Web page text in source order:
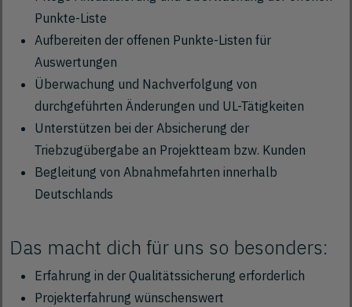
Punkte-Liste
Aufbereiten der offenen Punkte-Listen für
Auswertungen
Überwachung und Nachverfolgung von
durchgeführten Änderungen und UL-Tätigkeiten
Unterstützen bei der Absicherung der
Triebzugübergabe an Projektteam bzw. Kunden
Begleitung von Abnahmefahrten innerhalb
Deutschlands
Das macht dich für uns so besonders:
Erfahrung in der Qualitätssicherung erforderlich
Projekterfahrung wünschenswert